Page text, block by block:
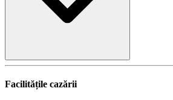
Facilitățile cazării